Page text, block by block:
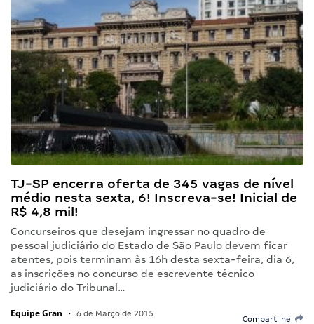
TJ-SP encerra oferta de 345 vagas de nível
médio nesta sexta, 6! Inscreva-se! Inicial de
R$ 4,8 mil!
Concurseiros que desejam ingressar no quadro de
pessoal judiciário do Estado de São Paulo devem ficar
atentes, pois terminam às 16h desta sexta-feira, dia 6,
as inscrições no concurso de escrevente técnico
judiciário do Tribunal…
Equipe Gran • 6 de Março de 2015
Compartilhe